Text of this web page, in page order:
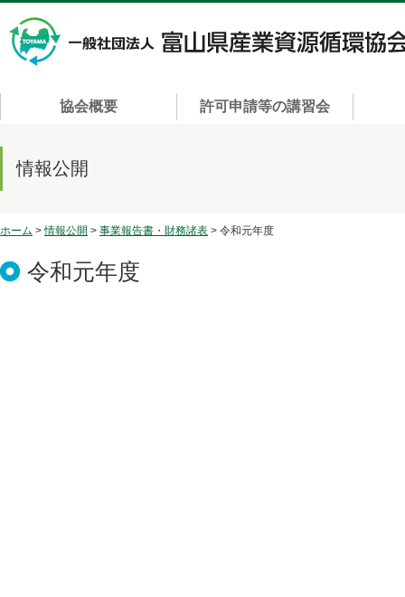
協会概要 許可申請等の講習会
情報公開
ホーム >情報公開 > 事業報告書・財務諸表 > 令和元年度
令和元年度